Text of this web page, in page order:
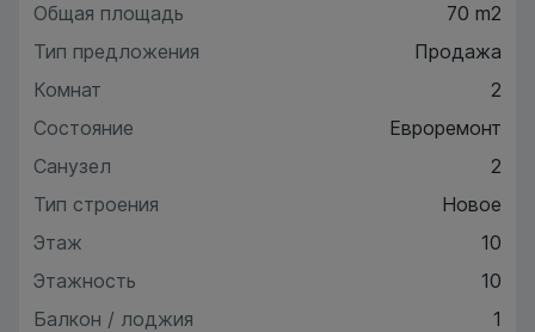
Общая площадь
70 m2
Тип предложения
Продажа
Комнат
2
Состояние
Евроремонт
Санузел
2
Тип строения
Новое
Этаж
10
Этажность
10
Балкон / лоджия
1